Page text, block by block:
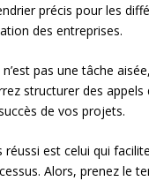
précis pour les
des entreprises.
pas une tâche
structurer des
de vos projets.
réussi est celui qui
Alors, prenez le